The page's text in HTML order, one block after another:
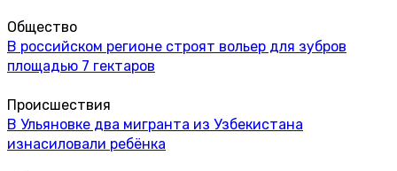
Общество
В российском регионе строят вольер для зубров
площадью 7 гектаров
Происшествия
В Ульяновке два мигранта из Узбекистана
изнасиловали ребёнка